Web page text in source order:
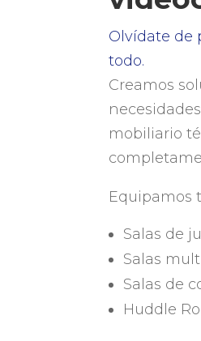
Olvídate de
todo.
Creamos
mobiliario
Equipamos
Salas de
Salas
Salas de
Huddle